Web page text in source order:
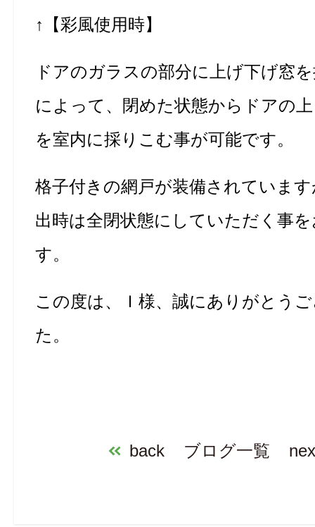
↑【彩風使用時】
ドアのガラスの部分に上げ下げ窓
によって、閉めた状態からドアの
を室内に採りこむ事が可能です。
格子付きの網戸が装備されていま
出時は全閉状態にしていただく事
す。
この度は、Ｉ様、誠にありがとう
た。
back ブログ一覧